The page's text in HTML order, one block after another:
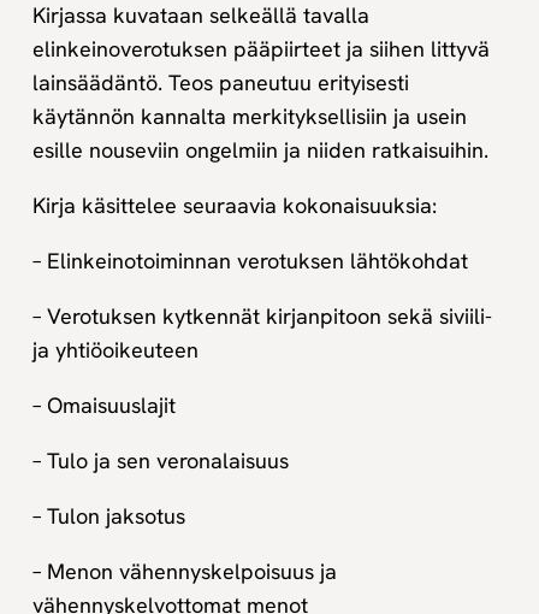
Kirjassa kuvataan selkeällä tavalla
elinkeinoverotuksen pääpiirteet ja siihen littyvä
lainsäädäntö. Teos paneutuu erityisesti
käytännön kannalta merkityksellisiin ja usein
esille nouseviin ongelmiin ja niiden ratkaisuihin.
Kirja käsittelee seuraavia kokonaisuuksia:
– Elinkeinotoiminnan verotuksen lähtökohdat
– Verotuksen kytkennät kirjanpitoon sekä siviili-
ja yhtiöoikeuteen
– Omaisuuslajit
– Tulo ja sen veronalaisuus
– Tulon jaksotus
– Menon vähennyskelpoisuus ja
vähennyskelvottomat menot